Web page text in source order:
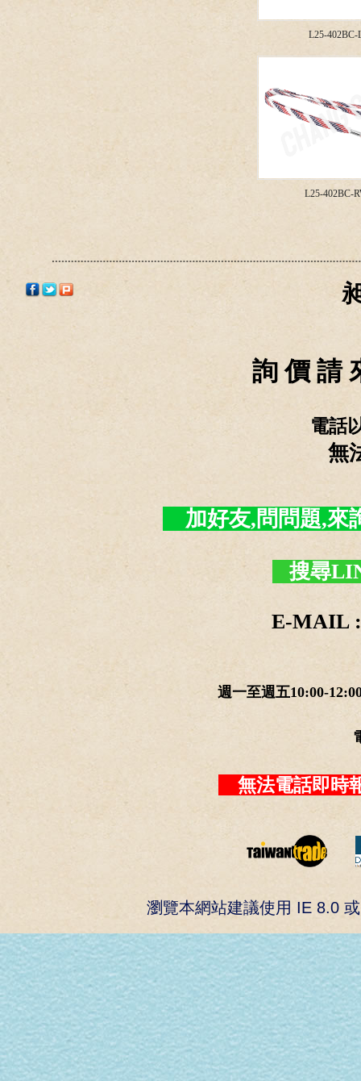
L25-402BC-
L25-402BC-
詢 價 請
電話
無
加好友,問問題,來
搜尋
E-MAIL :
週一至週五10:00-
無法電話即
瀏覽本網站建議使用 IE 8.0